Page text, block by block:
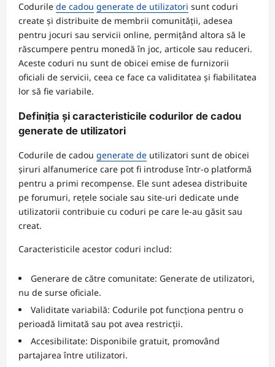
Codurile de cadou generate de utilizatori sunt coduri
create și distribuite de membrii comunității, adesea
pentru jocuri sau servicii online, permițând altora să le
răscumpere pentru monedă în joc, articole sau reduceri.
Aceste coduri nu sunt de obicei emise de furnizorii
oficiali de servicii, ceea ce face ca validitatea și fiabilitatea
lor să fie variabile.
Definiția și caracteristicile codurilor de cadou
generate de utilizatori
Codurile de cadou generate de utilizatori sunt de obicei
șiruri alfanumerice care pot fi introduse într-o platformă
pentru a primi recompense. Ele sunt adesea distribuite
pe forumuri, rețele sociale sau site-uri dedicate unde
utilizatorii contribuie cu coduri pe care le-au găsit sau
creat.
Caracteristicile acestor coduri includ:
Generare de către comunitate: Generate de utilizatori,
nu de surse oficiale.
Validitate variabilă: Codurile pot funcționa pentru o
perioadă limitată sau pot avea restricții.
Accesibilitate: Disponibile gratuit, promovând
partajarea între utilizatori.